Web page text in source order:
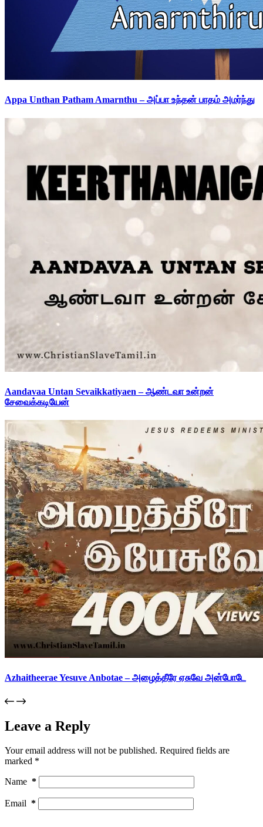
Appa Unthan Patham Amarnthu – அப்பா உந்தன் பாதம் அமர்ந்து
Aandavaa Untan Sevaikkatiyaen – ஆண்டவா உன்றன்
சேவைக்கடியேன்
Azhaitheerae Yesuve Anbotae – அழைத்தீரே ஏசுவே அன்போடே
Leave a Reply
Your email address will not be published. Required fields are
marked *
Name *
Email *